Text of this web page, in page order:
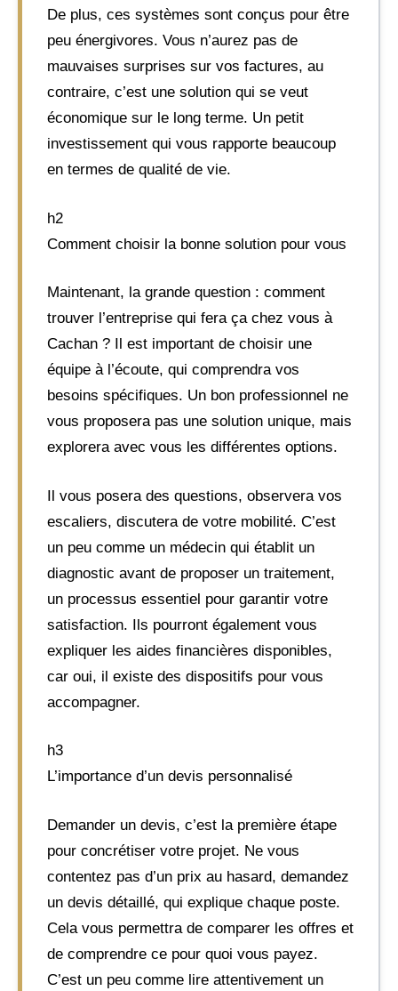
De plus, ces systèmes sont conçus pour être
peu énergivores. Vous n’aurez pas de
mauvaises surprises sur vos factures, au
contraire, c’est une solution qui se veut
économique sur le long terme. Un petit
investissement qui vous rapporte beaucoup
en termes de qualité de vie.
h2
Comment choisir la bonne solution pour vous
Maintenant, la grande question : comment
trouver l’entreprise qui fera ça chez vous à
Cachan ? Il est important de choisir une
équipe à l’écoute, qui comprendra vos
besoins spécifiques. Un bon professionnel ne
vous proposera pas une solution unique, mais
explorera avec vous les différentes options.
Il vous posera des questions, observera vos
escaliers, discutera de votre mobilité. C’est
un peu comme un médecin qui établit un
diagnostic avant de proposer un traitement,
un processus essentiel pour garantir votre
satisfaction. Ils pourront également vous
expliquer les aides financières disponibles,
car oui, il existe des dispositifs pour vous
accompagner.
h3
L’importance d’un devis personnalisé
Demander un devis, c’est la première étape
pour concrétiser votre projet. Ne vous
contentez pas d’un prix au hasard, demandez
un devis détaillé, qui explique chaque poste.
Cela vous permettra de comparer les offres et
de comprendre ce pour quoi vous payez.
C’est un peu comme lire attentivement un